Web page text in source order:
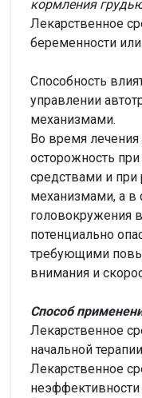
кормления
Лекарственное
беременности
Способность
управлении
механизмами.
Во время
осторожность
средствами и
механизмами, а в
головокружения
потенциально
требующими
внимания и
Способ
Лекарственное
начальной
Лекарственное